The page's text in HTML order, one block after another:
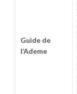
Guide de
l’Ademe